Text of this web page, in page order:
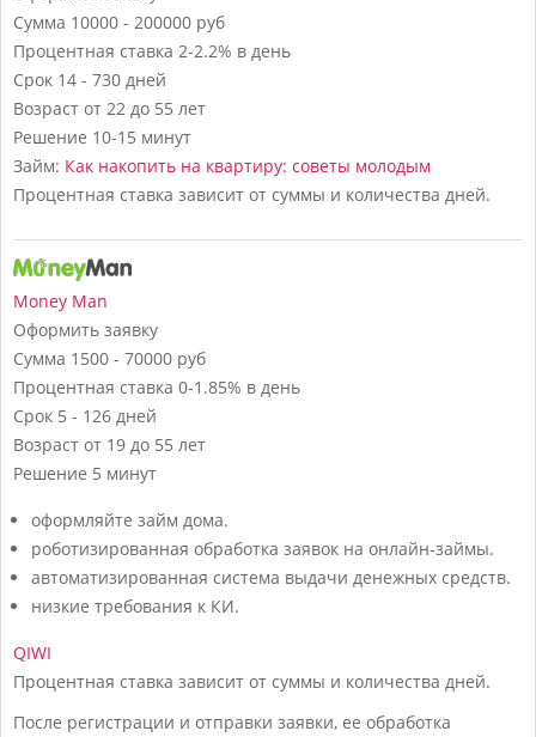
Сумма 10000 - 200000 руб
Процентная ставка 2-2.2% в день
Срок 14 - 730 дней
Возраст от 22 до 55 лет
Решение 10-15 минут
Займ: Как накопить на квартиру: советы молодым
Процентная ставка зависит от суммы и количества дней.
Money Man
Оформить заявку
Сумма 1500 - 70000 руб
Процентная ставка 0-1.85% в день
Срок 5 - 126 дней
Возраст от 19 до 55 лет
Решение 5 минут
оформляйте займ дома.
роботизированная обработка заявок на онлайн-займы.
автоматизированная система выдачи денежных средств.
низкие требования к КИ.
QIWI
Процентная ставка зависит от суммы и количества дней.
После регистрации и отправки заявки, ее обработка